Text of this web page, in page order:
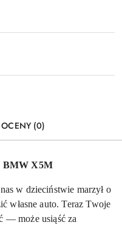
(0)
BMW X5M
w dzieciństwie marzył o
własne auto. Teraz Twoje
— może usiąść za